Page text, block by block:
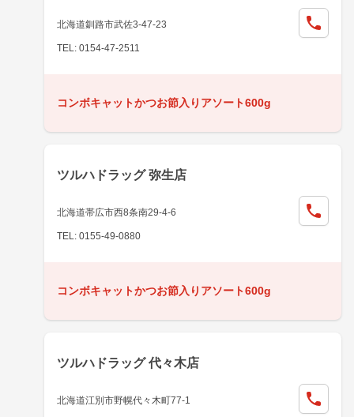
北海道釧路市武佐3-47-23
TEL: 0154-47-2511
コンボキャットかつお節入りアソート600g
ツルハドラッグ 弥生店
北海道帯広市西8条南29-4-6
TEL: 0155-49-0880
コンボキャットかつお節入りアソート600g
ツルハドラッグ 代々木店
北海道江別市野幌代々木町77-1